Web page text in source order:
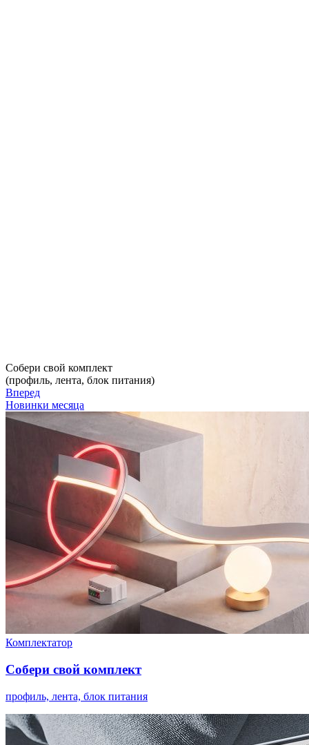
Собери свой комплект
(профиль, лента, блок питания)
Вперед
Новинки месяца
Комплектатор
Собери свой комплект
профиль, лента, блок питания